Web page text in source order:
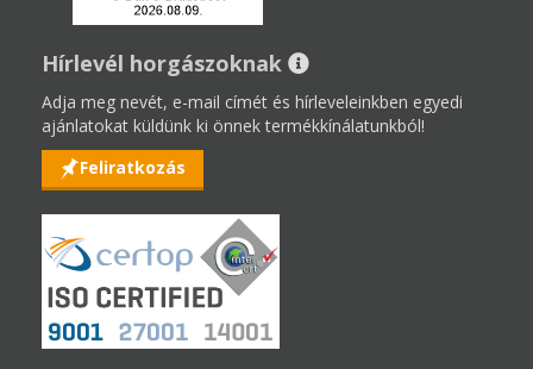
Hírlevél horgászoknak
Adja meg nevét, e-mail címét és hírleveleinkben egyedi
ajánlatokat küldünk ki önnek termékkínálatunkból!
Feliratkozás